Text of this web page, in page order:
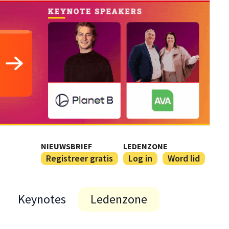
NIEUWSBRIEF
Registreer gratis
LEDENZONE
Log in Word lid
Keynotes Ledenzone